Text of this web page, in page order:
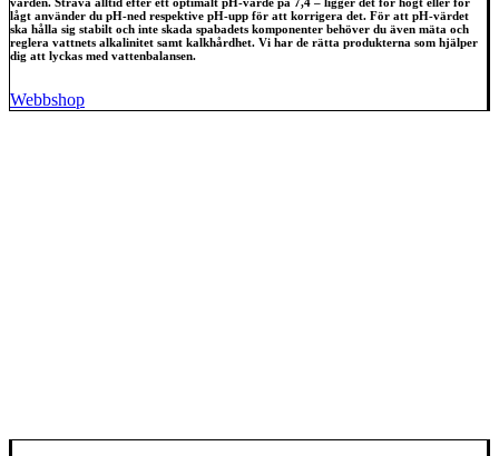
lågt använder du pH-ned respektive pH-upp för att korrigera det. För att pH-värdet
ska hålla sig stabilt och inte skada spabadets komponenter behöver du även mäta och
reglera vattnets alkalinitet samt kalkhårdhet. Vi har de rätta produkterna som hjälper
dig att lyckas med vattenbalansen.
Webbshop